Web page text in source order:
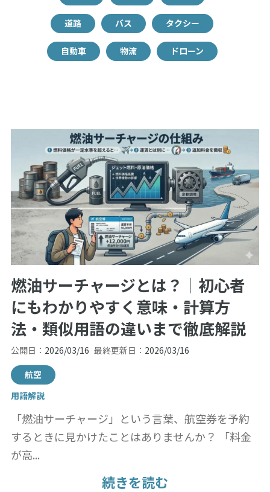
道路 バス タクシー
自動車 物流 ドローン
燃油サーチャージとは？｜初心者
にもわかりやすく意味・計算方
法・類似用語の違いまで徹底解説
公開日： 2026/03/16 最終更新日： 2026/03/16
航空
用語解説
「燃油サーチャージ」という言葉、航空券を予約
するときに見かけたことはありませんか？ 「料金
が高...
続きを読む